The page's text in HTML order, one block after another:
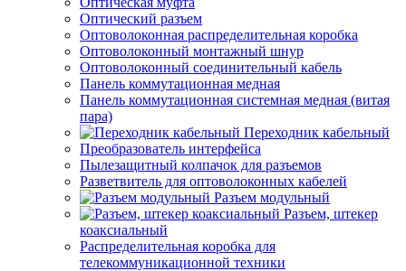
Оптический разъем
Оптоволоконная распределительная коробка
Оптоволоконный монтажный шнур
Оптоволоконный соединительный кабель
Панель коммутационная медная
Панель коммутационная системная медная (витая
пара)
Переходник кабельный
Преобразователь интерфейса
Пылезащитный колпачок для разъемов
Разветвитель для оптоволоконных кабелей
Разъем модульный
Разъем, штекер
коаксиальный
Распределительная коробка для
телекоммуникационной техники